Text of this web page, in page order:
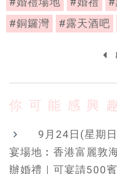
#銅鑼灣
#露天酒吧
你可能感興
9月24日(星期
宴場地︰香港富麗敦
辦婚禮｜可宴請500